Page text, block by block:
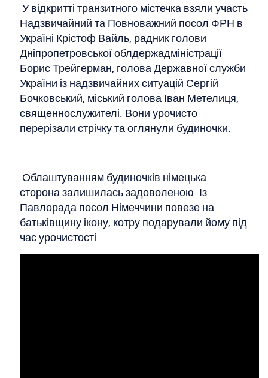
У відкритті транзитного містечка взяли участь
Надзвичайний та Повноважний посол ФРН в
Україні Крістоф Вайль, радник голови
Дніпропетровської облдержадміністрації
Борис Трейгерман, голова Державної служби
України із надзвичайних ситуацій Сергій
Бочковський, міський голова Іван Метелиця,
священнослужителі. Вони урочисто
перерізали стрічку та оглянули будиночки.
Облаштуванням будиночків німецька
сторона залишилась задоволеною. Із
Павлорада посол Німеччини повезе на
батьківщину ікону, котру подарували йому під
час урочистості.